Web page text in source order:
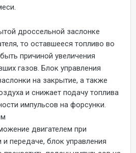
дроссельной заслонке
то оставшееся топливо во
причиной увеличения
газов. Блок управления
на закрытие, а также
и снижает подачу топлива
импульсов на форсунки.
двигателем при
передаче, блок управления